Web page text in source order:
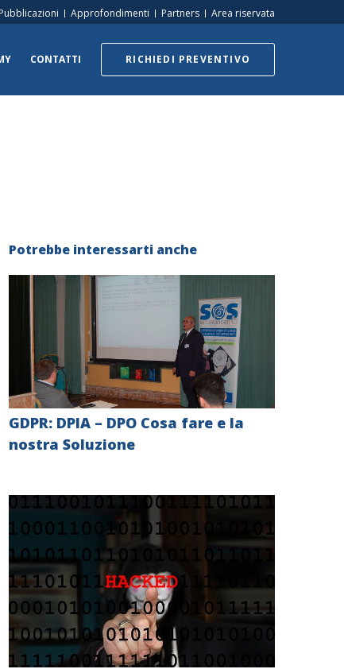
Pubblicazioni Approfondimenti Partners Area riservata
CONTATTI RICHIEDI PREVENTIVO
Potrebbe interessarti anche
GDPR: DPIA – DPO Cosa fare e la
nostra Soluzione